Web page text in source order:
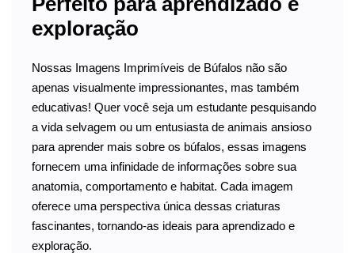
exploração
Nossas Imagens Imprimíveis de Búfalos não são
apenas visualmente impressionantes, mas também
educativas! Quer você seja um estudante pesquisando
a vida selvagem ou um entusiasta de animais ansioso
para aprender mais sobre os búfalos, essas imagens
fornecem uma infinidade de informações sobre sua
anatomia, comportamento e habitat. Cada imagem
oferece uma perspectiva única dessas criaturas
fascinantes, tornando-as ideais para aprendizado e
exploração.